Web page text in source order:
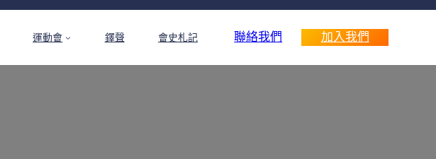
運動會 鐸聲 會史札記 聯絡我們 加入我們